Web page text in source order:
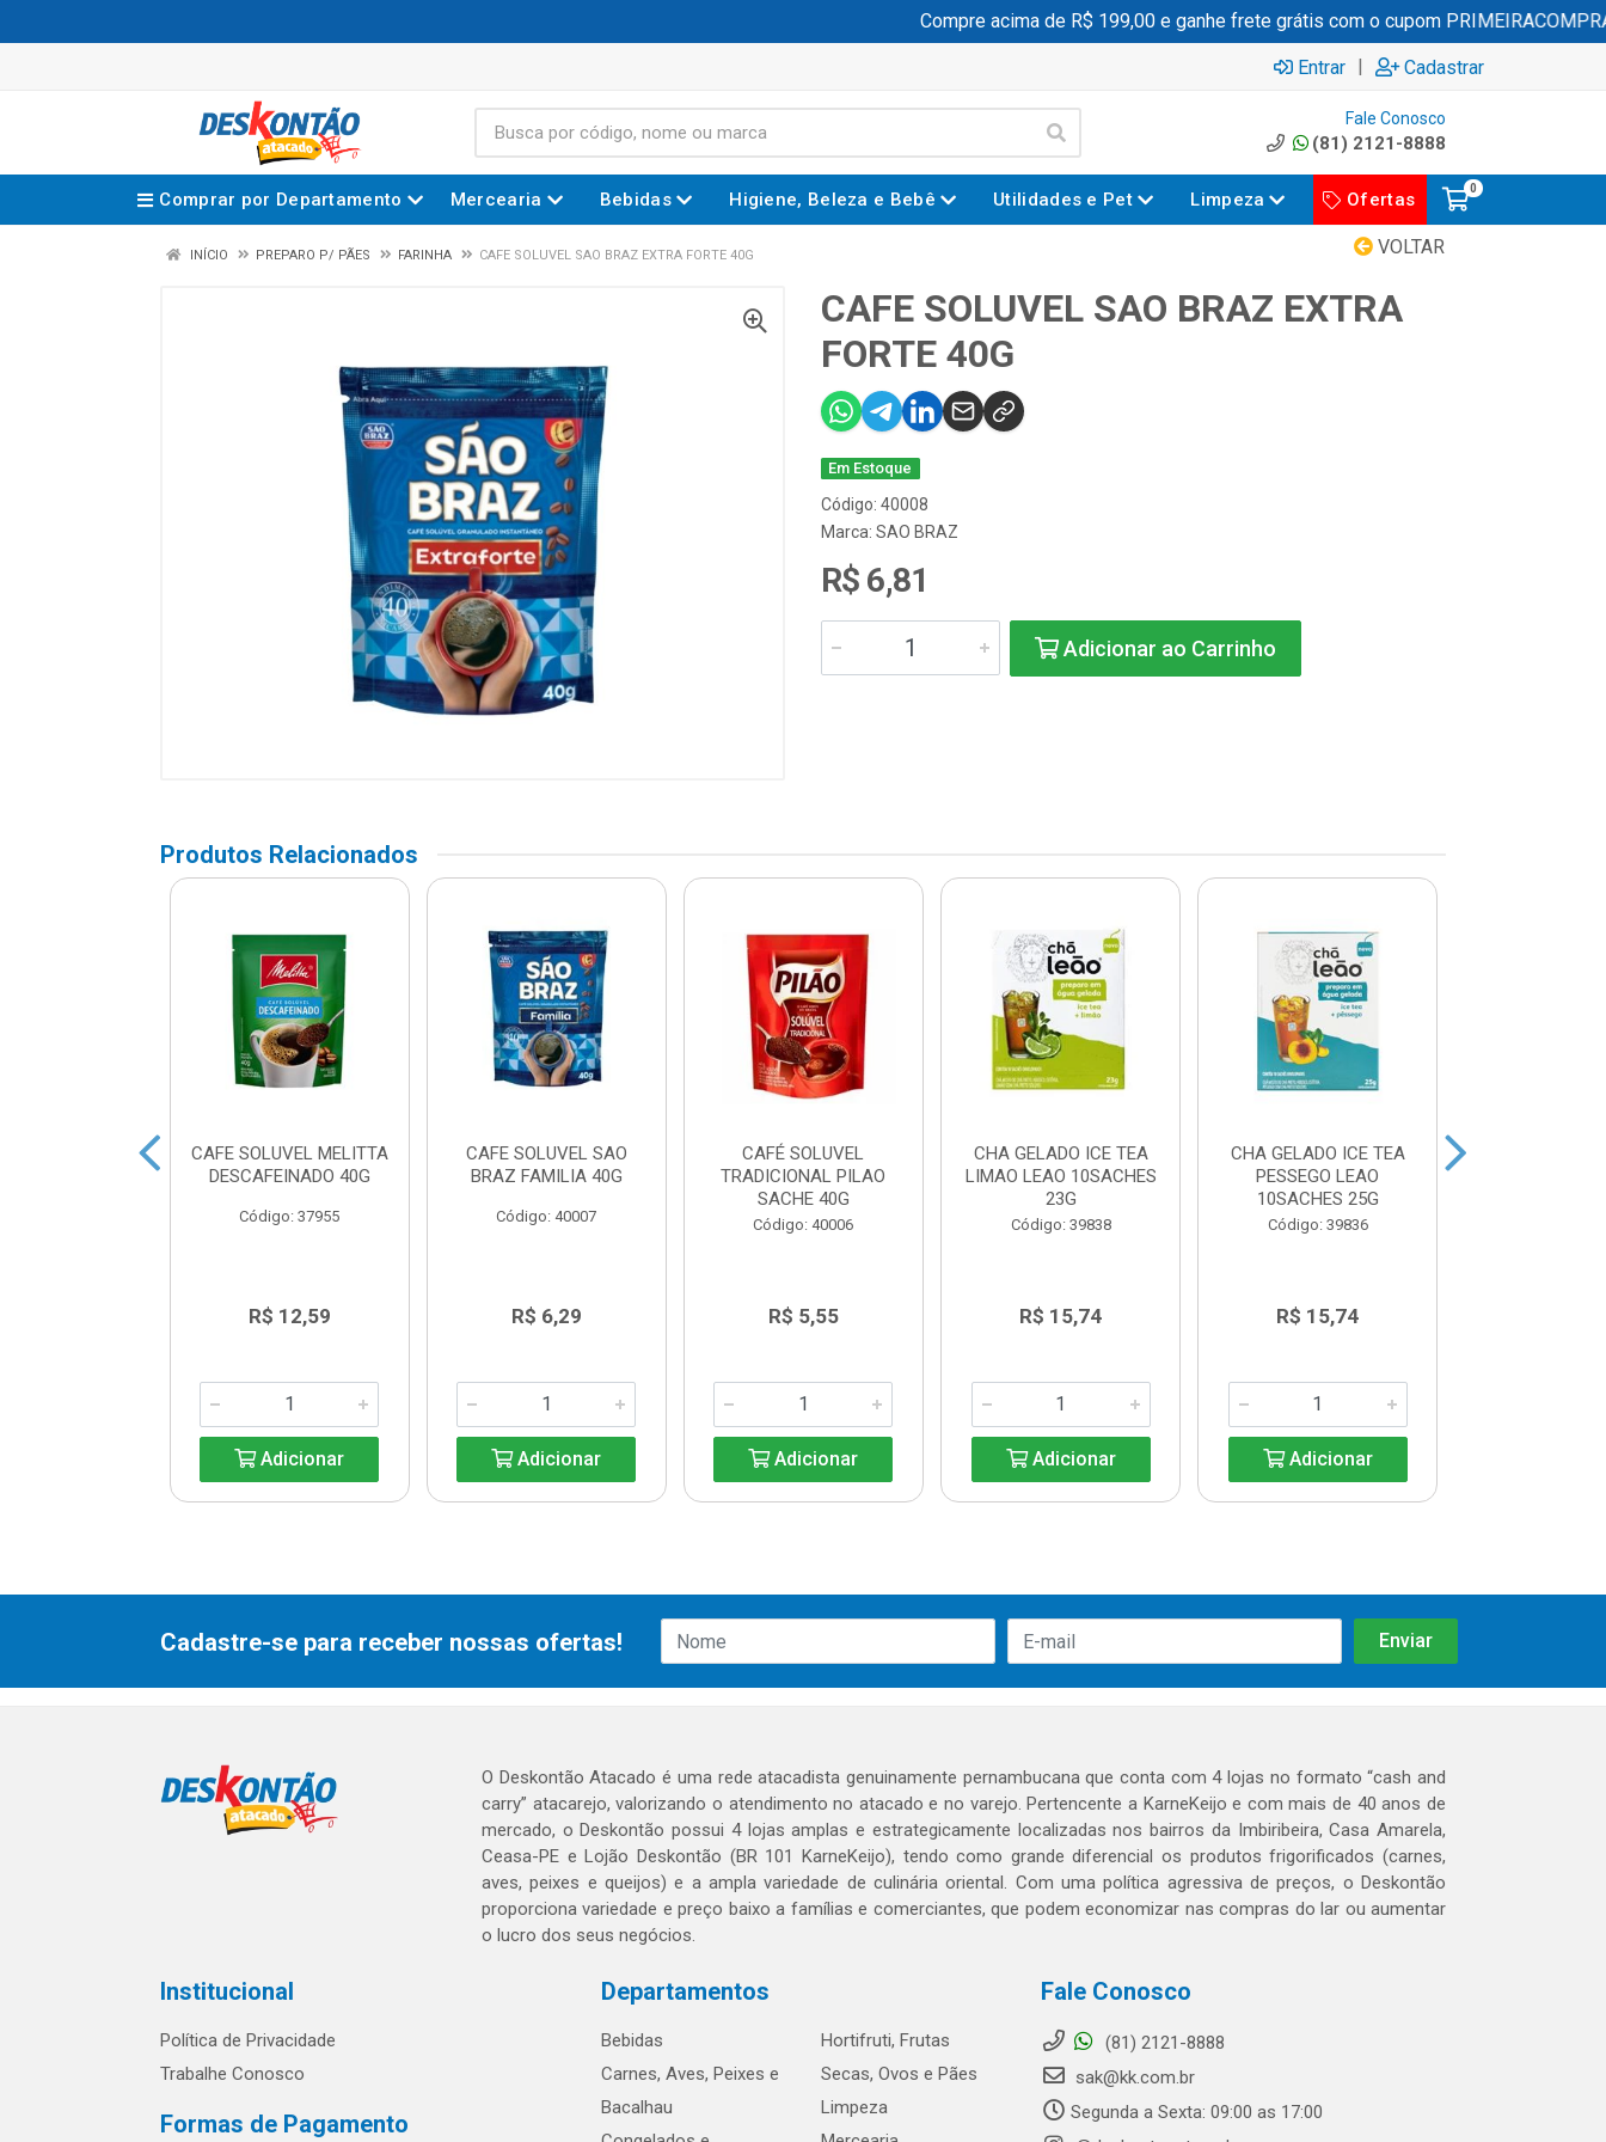
Compre acima de R$ 199,00 e ganhe frete grátis com o cupom PRIMEIRACOMPRA
Entrar | Cadastrar
Fale Conosco
(81) 2121-8888
Comprar por Departamento Mercearia Bebidas Higiene, Beleza e Bebê Utilidades e Pet Limpeza Ofertas
0
VOLTAR
INÍCIO PREPARO P/ PÃES FARINHA CAFE SOLUVEL SAO BRAZ EXTRA FORTE 40G
CAFE SOLUVEL SAO BRAZ EXTRA
FORTE 40G
Em Estoque
Código: 40008
Marca: SAO BRAZ
R$ 6,81
Adicionar ao Carrinho
Produtos Relacionados
CAFE SOLUVEL MELITTA
DESCAFEINADO 40G
Código: 37955
R$ 12,59
Adicionar
CAFE SOLUVEL SAO
BRAZ FAMILIA 40G
Código: 40007
R$ 6,29
Adicionar
CAFÉ SOLUVEL
TRADICIONAL PILAO
SACHE 40G
Código: 40006
R$ 5,55
Adicionar
CHA GELADO ICE TEA
LIMAO LEAO 10SACHES
23G
Código: 39838
R$ 15,74
Adicionar
CHA GELADO ICE TEA
PESSEGO LEAO
10SACHES 25G
Código: 39836
R$ 15,74
Adicionar
Cadastre-se para receber nossas ofertas!
O Deskontão Atacado é uma rede atacadista genuinamente pernambucana que conta com 4 lojas no formato “cash and
carry” atacarejo, valorizando o atendimento no atacado e no varejo. Pertencente a KarneKeijo e com mais de 40 anos de
mercado, o Deskontão possui 4 lojas amplas e estrategicamente localizadas nos bairros da Imbiribeira, Casa Amarela,
Ceasa-PE e Lojão Deskontão (BR 101 KarneKeijo), tendo como grande diferencial os produtos frigorificados (carnes,
aves, peixes e queijos) e a ampla variedade de culinária oriental. Com uma política agressiva de preços, o Deskontão
proporciona variedade e preço baixo a famílias e comerciantes, que podem economizar nas compras do lar ou aumentar
o lucro dos seus negócios.
Institucional
Política de Privacidade
Trabalhe Conosco
Formas de Pagamento
Departamentos
Bebidas
Carnes, Aves, Peixes e
Bacalhau
Hortifruti, Frutas
Secas, Ovos e Pães
Limpeza
Fale Conosco
(81) 2121-8888
sak@kk.com.br
Segunda a Sexta: 09:00 as 17:00